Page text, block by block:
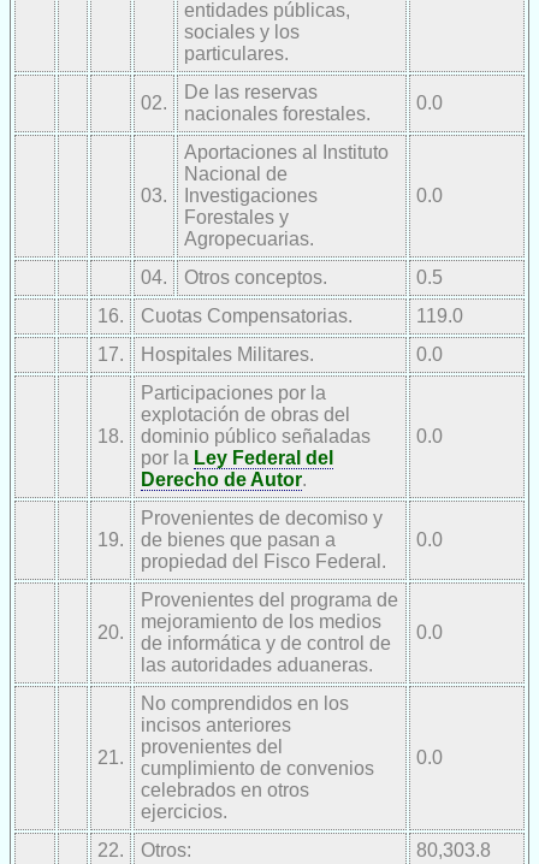
entidades públicas,
sociales y los
particulares.
02.
De las reservas
nacionales forestales.
0.0
03.
Aportaciones al Instituto
Nacional de
Investigaciones
Forestales y
Agropecuarias.
0.0
04. Otros conceptos.
0.5
16.
Cuotas Compensatorias.
119.0
17.
Hospitales Militares. 0.0
18.
Participaciones por la
explotación de obras del
dominio público señaladas
por la Ley Federal del
Derecho de Autor.
0.0
19.
Provenientes de decomiso y
de bienes que pasan a
propiedad del Fisco Federal.
0.0
20.
Provenientes del programa de
mejoramiento de los medios
de informática y de control de
las autoridades aduaneras.
0.0
21.
No comprendidos en los
incisos anteriores
provenientes del
cumplimiento de convenios
celebrados en otros
ejercicios.
0.0
22. Otros: 80,303.8